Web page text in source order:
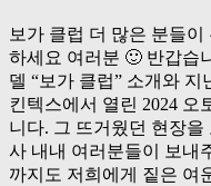
보가 클럽 더 많은 분들
하세요 여러분 🙂 반갑습
델 “보가 클럽” 소개와
킨텍스에서 열린 2024 오
니다. 그 뜨거웠던 현장
사 내내 여러분들이 보내
까지도 저희에게 짙은 여